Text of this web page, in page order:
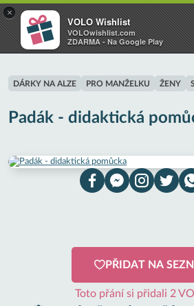
VOLO
Váš online wishlist
×
VOLO Wishlist
VOLOwishlist.com
ZDARMA - Na Google Play
DÁRKY NA ALZE PRO MANŽELKU ŽENY
Padák - didaktická
PŘIDAT NA
Toto přání si přidali 2